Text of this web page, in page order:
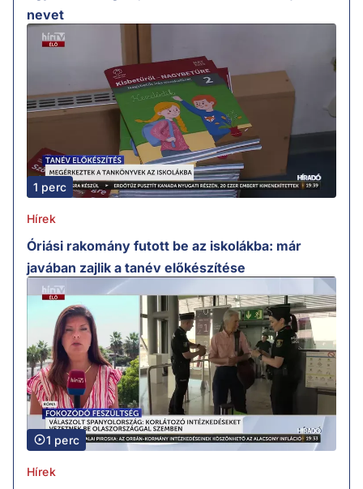
nevet
1 perc
Hírek
Óriási rakomány futott be az iskolákba: már
javában zajlik a tanév előkészítése
1 perc
Hírek